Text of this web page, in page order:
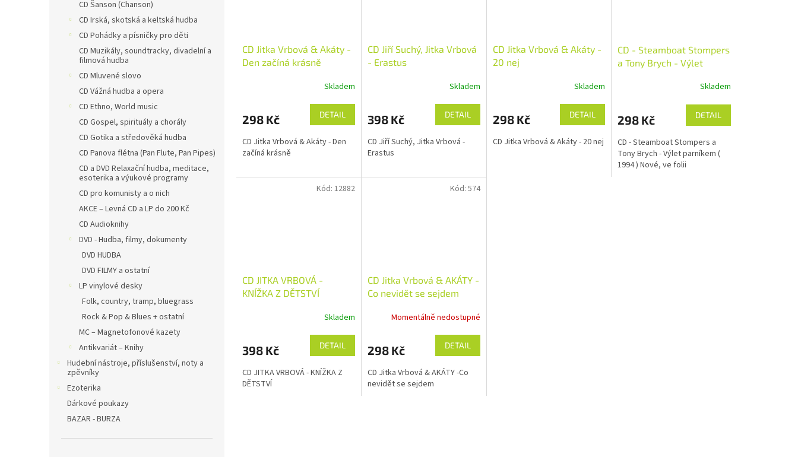
CD Šanson (Chanson)
CD Irská, skotská a keltská hudba
CD Pohádky a písničky pro děti
CD Muzikály, soundtracky, divadelní a
filmová hudba
CD Mluvené slovo
CD Vážná hudba a opera
CD Ethno, World music
CD Gospel, spirituály a chorály
CD Gotika a středověká hudba
CD Panova flétna (Pan Flute, Pan Pipes)
CD a DVD Relaxační hudba, meditace,
esoterika a výukové programy
CD pro komunisty a o nich
AKCE – Levná CD a LP do 200 Kč
CD Audioknihy
DVD - Hudba, filmy, dokumenty
DVD HUDBA
DVD FILMY a ostatní
LP vinylové desky
Folk, country, tramp, bluegrass
Rock & Pop & Blues + ostatní
MC – Magnetofonové kazety
Antikvariát – Knihy
Hudební nástroje, příslušenství, noty a
zpěvníky
Ezoterika
Dárkové poukazy
BAZAR - BURZA
CD Jitka Vrbová & Akáty -
Den začíná krásně
Skladem
298 Kč DETAIL
CD Jitka Vrbová & Akáty - Den
začíná krásně
CD Jiří Suchý, Jitka Vrbová
- Erastus
Skladem
398 Kč DETAIL
CD Jiří Suchý, Jitka Vrbová -
Erastus
CD Jitka Vrbová & Akáty -
20 nej
Skladem
298 Kč DETAIL
CD Jitka Vrbová & Akáty - 20 nej
CD - Steamboat Stompers
a Tony Brych - Výlet
Skladem
298 Kč DETAIL
CD - Steamboat Stompers a
Tony Brych - Výlet parníkem (
1994 ) Nové, ve folii
CD JITKA VRBOVÁ -
KNÍŽKA Z DĚTSTVÍ
Skladem
398 Kč DETAIL
CD JITKA VRBOVÁ - KNÍŽKA Z
DĚTSTVÍ
Kód: 12882
CD Jitka Vrbová & AKÁTY -
Co nevidět se sejdem
Momentálně nedostupné
298 Kč DETAIL
CD Jitka Vrbová & AKÁTY -Co
nevidět se sejdem
Kód: 574